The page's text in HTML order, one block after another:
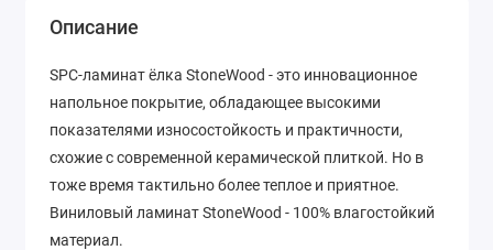
Описание
SPC-ламинат ёлка StoneWood - это инновационное
напольное покрытие, обладающее высокими
показателями износостойкость и практичности,
схожие с современной керамической плиткой. Но в
тоже время тактильно более теплое и приятное.
Виниловый ламинат StoneWood - 100% влагостойкий
материал.